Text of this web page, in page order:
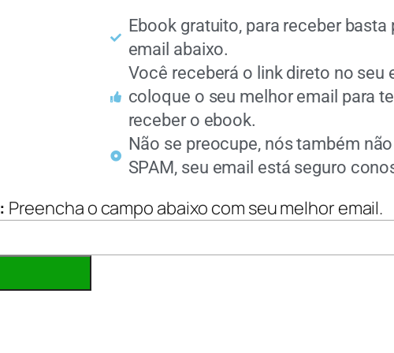
Ebook gratuito, para receber basta
email abaixo.
Você receberá o link direto no seu
coloque o seu melhor email para
receber o ebook.
Não se preocupe, nós também
SPAM, seu email está seguro
Preencha o campo abaixo com seu melhor email.